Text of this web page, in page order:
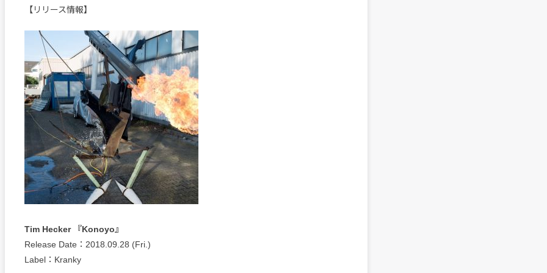
【リリース情報】
Tim Hecker 『Konoyo』
Release Date：2018.09.28 (Fri.)
Label：Kranky